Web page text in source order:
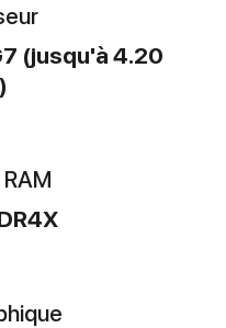
4.20